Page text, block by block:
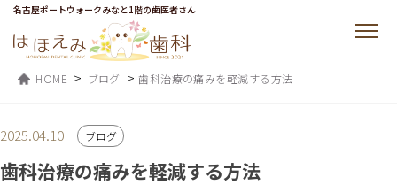
名古屋ポートウォークみなと1階の歯医者さん
HOME > ブログ > 歯科治療の痛みを軽減する方法
2025.04.10 ブログ
歯科治療の痛みを軽減する方法